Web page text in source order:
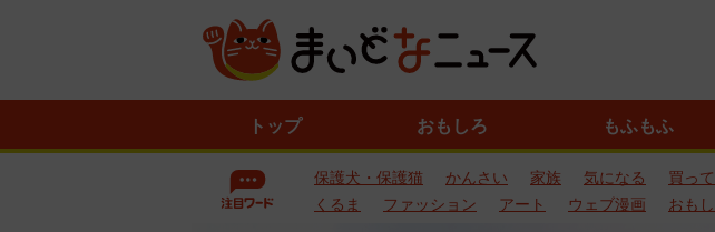
トップ おもしろ もふもふ
保護犬・保護猫 かんさい 家族 気になる 買っ
くるま
ファッション アート ウェブ漫画 おも